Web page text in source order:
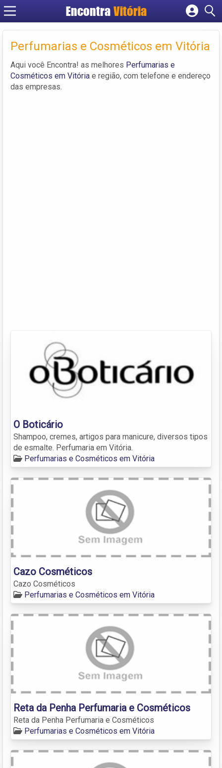
Encontra Vitória
Cadastrar empresa
Criar conta
Perfumarias e Cosméticos em Vitória
Aqui você Encontra! as melhores Perfumarias e
Cosméticos em Vitória e região, com telefone e endereço
das empresas.
O Boticário
Shampoo, cremes, artigos para manicure, diversos tipos
de esmalte. Perfumaria em Vitória.
Perfumarias e Cosméticos em Vitória
Cazo Cosméticos
Cazo Cosméticos
Perfumarias e Cosméticos em Vitória
Reta da Penha Perfumaria e Cosméticos
Reta da Penha Perfumaria e Cosméticos
Perfumarias e Cosméticos em Vitória